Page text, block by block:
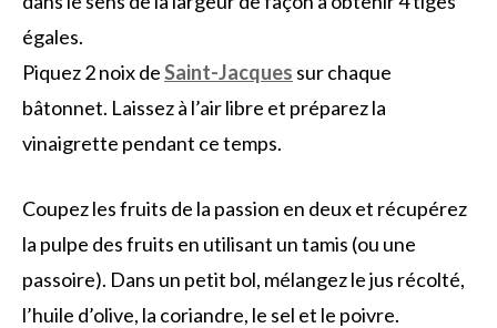
égales.
Piquez 2 noix deSaint-Jacques sur chaque
bâtonnet. Laissez à l’air libre et préparez la
vinaigrette pendant ce temps.
Coupez les fruits de la passion en deux et récupérez
la pulpe des fruits en utilisant un tamis (ou une
passoire). Dans un petit bol, mélangez le jus récolté,
l’huile d’olive, la coriandre, le sel et le poivre.